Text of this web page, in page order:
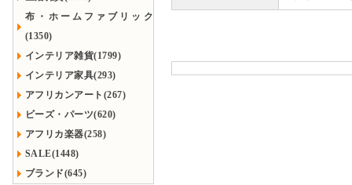
布・ホームファブリック
(1350)
インテリア雑貨(1799)
インテリア家具(293)
アフリカンアート(267)
ビーズ・パーツ(620)
アフリカ楽器(258)
SALE(1448)
ブランド(645)